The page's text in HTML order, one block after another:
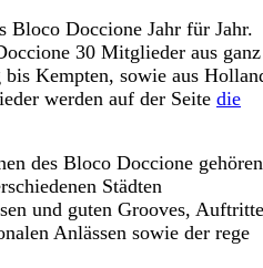
Bloco Doccione Jahr für Jahr.
30 Mitglieder aus ganz
Kempten, sowie aus
werden auf der Seite die
des Bloco Doccione gehören
Städten
und guten Grooves, Auftritte
Anlässen sowie der rege